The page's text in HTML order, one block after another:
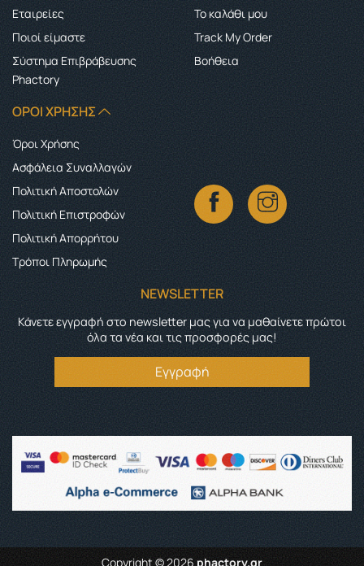
Εταιρείες
Ποιοί είμαστε
Σύστημα Επιβράβευσης
Phactory
Το καλάθι μου
Track My Order
Boήθεια
ΌΡΟΙ ΧΡΉΣΗΣ
Όροι Χρήσης
Ασφάλεια Συναλλαγών
Πολιτική Αποστολών
Πολιτική Επιστροφών
Πολιτική Απορρήτου
Τρόποι Πληρωμής
NEWSLETTER
Κάνετε εγγραφή στο newsletter μας για να μαθαίνετε πρώτοι
όλα τα νέα και τις προσφορές μας!
Εγγραφή
Copyright © 2026 phactory.gr